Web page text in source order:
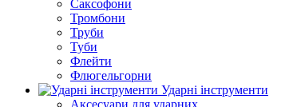
Саксофони
Тромбони
Труби
Туби
Флейти
Флюгельгорни
Ударні інструменти
Аксесуари для ударних